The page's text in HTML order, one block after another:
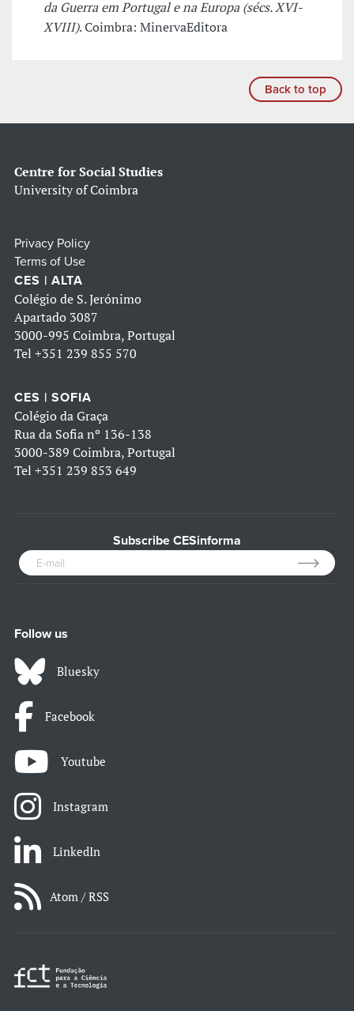
da Guerra em Portugal e na Europa (sécs. XVI-
XVIII). Coimbra: MinervaEditora
Back to top
Centre for Social Studies
University of Coimbra
Privacy Policy
Terms of Use
CES | ALTA
Colégio de S. Jerónimo
Apartado 3087
3000-995 Coimbra, Portugal
Tel +351 239 855 570
CES | SOFIA
Colégio da Graça
Rua da Sofia nº 136-138
3000-389 Coimbra, Portugal
Tel +351 239 853 649
Subscribe CESinforma
Follow us
Bluesky
Facebook
Youtube
Instagram
LinkedIn
Atom / RSS